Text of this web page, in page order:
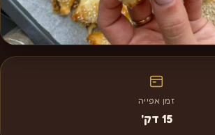
זמן אפייה
15 דק'